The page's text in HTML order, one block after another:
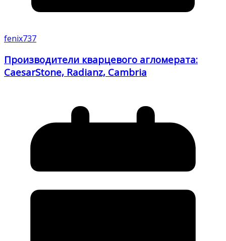
fenix737
Производители кварцевого агломерата:
CaesarStone, Radianz, Cambria